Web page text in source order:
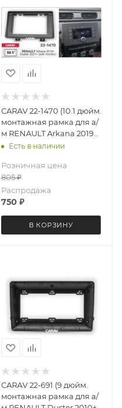
CARAV 22-1470 (10.1 дюйм.
монтажная рамка для а/
м RENAULT Arkana 2019+;
Duster 2021+ (без
Есть в наличии
Розничная цена
805₽
Распродажа
750 ₽
В КОРЗИНУ
CARAV 22-691 (9 дюйм.
монтажная рамка для а/